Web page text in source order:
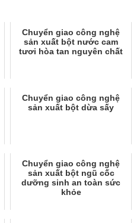
Chuyển giao công nghệ
sản xuất bột nước cam
tươi hòa tan nguyên chất
Chuyển giao công nghệ
sản xuất bột dừa sấy
Chuyển giao công nghệ
sản xuất bột ngũ cốc
dưỡng sinh an toàn sức
khỏe